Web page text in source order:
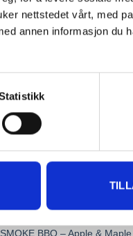
nettstedet vårt, med
annen informasjon du
BBQ – Apple & Maple